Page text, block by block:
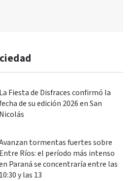
La Fiesta de Disfraces confirmó la
de su edición 2026 en San
Nicolás
tormentas fuertes sobre
Entre Ríos: el período más intenso
Paraná se concentraría entre las
10:30 y las 13